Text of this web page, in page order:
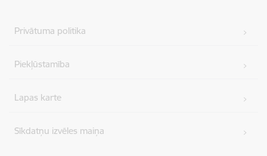
Privātuma politika
Piekļūstamība
Lapas karte
Sīkdatņu izvēles maiņa